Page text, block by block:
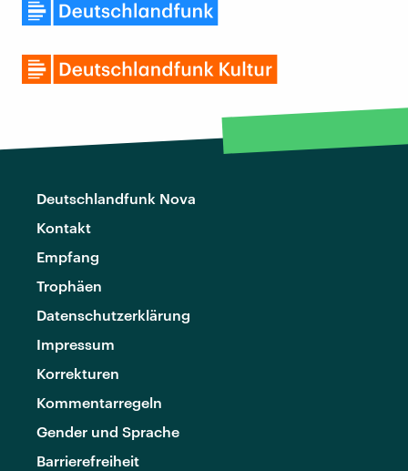
Deutschlandfunk Nova
Kontakt
Empfang
Trophäen
Datenschutzerklärung
Impressum
Korrekturen
Kommentarregeln
Gender und Sprache
Barrierefreiheit